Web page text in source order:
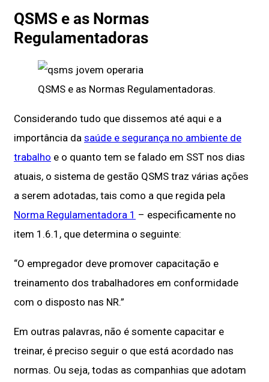
QSMS e as Normas
Regulamentadoras
QSMS e as Normas Regulamentadoras.
Considerando tudo que dissemos até aqui e a
importância da saúde e segurança no ambiente de
trabalho e o quanto tem se falado em SST nos dias
atuais, o sistema de gestão QSMS traz várias ações
a serem adotadas, tais como a que regida pela
Norma Regulamentadora 1 – especificamente no
item 1.6.1, que determina o seguinte:
“O empregador deve promover capacitação e
treinamento dos trabalhadores em conformidade
com o disposto nas NR.”
Em outras palavras, não é somente capacitar e
treinar, é preciso seguir o que está acordado nas
normas. Ou seja, todas as companhias que adotam